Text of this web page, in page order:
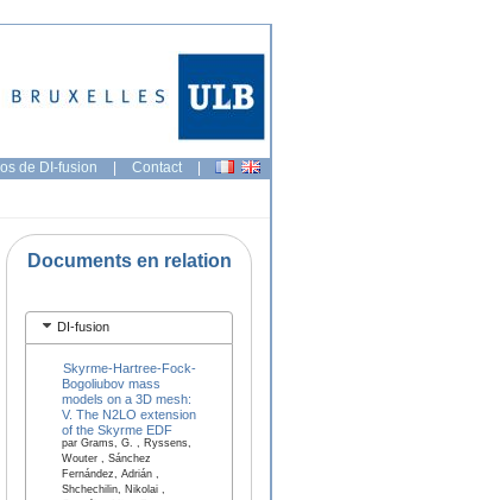
de DI-fusion | Contact |
Documents en relation
DI-fusion
Skyrme-Hartree-Fock-
Bogoliubov mass
models on a 3D mesh:
V. The N2LO extension
of the Skyrme EDF
par Grams, G. , Ryssens,
Wouter , Sánchez
Fernández, Adrián ,
Shchechilin, Nikolai ,